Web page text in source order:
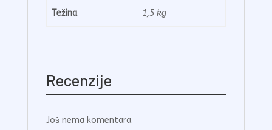
Težina 1,5 kg
Recenzije
Još nema komentara.